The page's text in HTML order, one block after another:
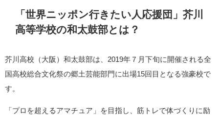
「世界ニッポン行きたい人応援団」芥川
高等学校の和太鼓部とは？
芥川高校（大阪）和太鼓部は、2019年７月下旬に開催される全
国高校総合文化祭の郷土芸能部門に出場15回目となる強豪校で
す。
「プロを超えるアマチュア」を目指し、筋トレで体づくりに励